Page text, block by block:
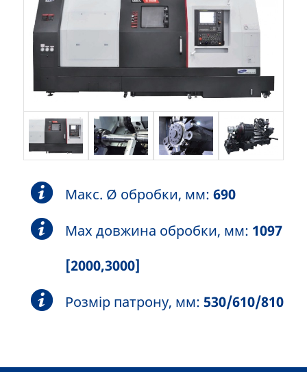
Макс. Ø обробки, мм:690
Max довжина обробки, мм: 1097
[2000,3000]
Розмір патрону, мм:530/610/810